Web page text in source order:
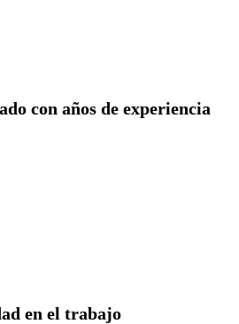
con años de experiencia
en el trabajo